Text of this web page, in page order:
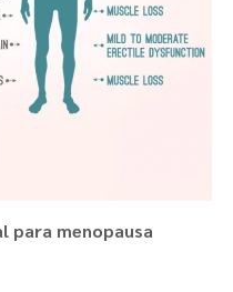
para menopausa